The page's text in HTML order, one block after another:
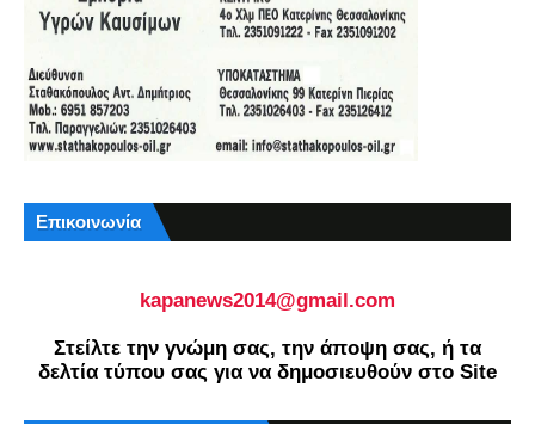
Επικοινωνία
kapanews2014@gmail.com
Στείλτε την γνώμη σας, την άποψη σας, ή τα
δελτία τύπου σας για να δημοσιευθούν στο Site